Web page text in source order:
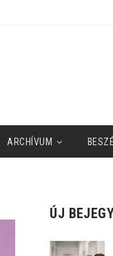
ARCHÍVUM
ÚJ